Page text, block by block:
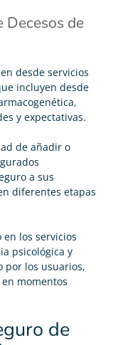
Decesos de
desde servicios
incluyen desde
y expectativas.
de añadir o
a sus
diferentes etapas
en los servicios
psicológica y
por los usuarios,
momentos
de